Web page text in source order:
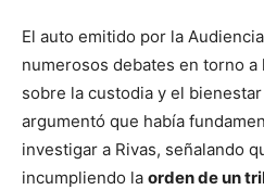
El auto emitido por la
numerosos debates en torno
sobre la custodia y el
argumentó que había
investigar a Rivas, señalando
incumpliendo la orden de un